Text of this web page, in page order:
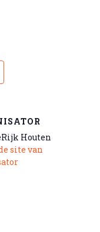
Houten
site van